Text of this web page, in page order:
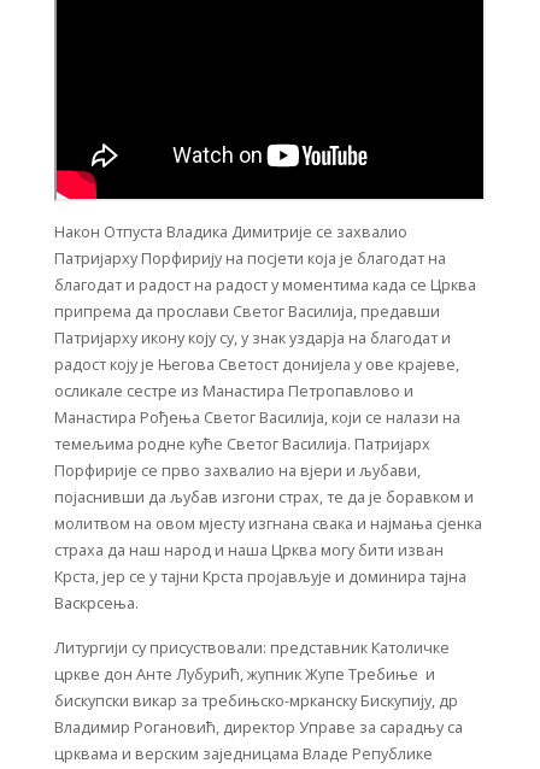
Након Отпуста Владика Димитрије се захвалио
Патријарху Порфирију на посјети која је благодат на
благодат и радост на радост у моментима када се Црква
припрема да прослави Светог Василија, предавши
Патријарху икону коју су, у знак уздарја на благодат и
радост коју је Његова Светост донијела у ове крајеве,
осликале сестре из Манастира Петропавлово и
Манастира Рођења Светог Василија, који се налази на
темељима родне куће Светог Василија. Патријарх
Порфирије се прво захвалио на вјери и љубави,
појаснивши да љубав изгони страх, те да је боравком и
молитвом на овом мјесту изгнана свака и најмања сјенка
страха да наш народ и наша Црква могу бити изван
Крста, јер се у тајни Крста пројављује и доминира тајна
Васкрсења.
Литургији су присуствовали: представник Католичке
цркве дон Анте Лубурић, жупник Жупе Требиње и
бискупски викар за требињско-мрканску Бискупију, др
Владимир Рогановић, директор Управе за сарадњу са
црквама и верским заједницама Владе Републике